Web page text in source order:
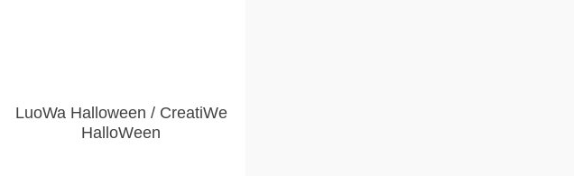
LuoWa Halloween / CreatiWe
HalloWeen